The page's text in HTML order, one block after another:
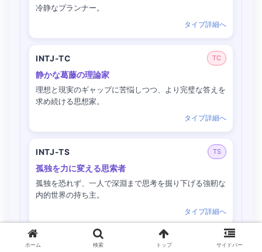
冷静なプランナー。
タイプ詳細へ
INTJ-TC TC
静かな葛藤の理論家
理想と現実のギャップに苦悩しつつ、より完璧な答えを
求め続ける思想家。
タイプ詳細へ
INTJ-TS TS
孤独を力に変える思索者
孤独を恐れず、一人で深淵まで思考を掘り下げる強靭な
内的世界の持ち主。
タイプ詳細へ
INTP-AC AC
ホーム 検索 トップ サイドバー